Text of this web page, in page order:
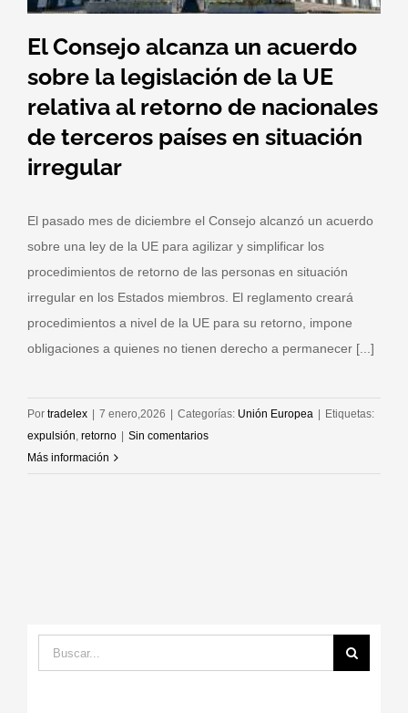
El Consejo alcanza un acuerdo
sobre la legislación de la UE
relativa al retorno de nacionales
de terceros países en situación
irregular
El pasado mes de diciembre el Consejo alcanzó un acuerdo
sobre una ley de la UE para agilizar y simplificar los
procedimientos de retorno de las personas en situación
irregular en los Estados miembros. El reglamento creará
procedimientos a nivel de la UE para su retorno, impone
obligaciones a quienes no tienen derecho a permanecer [...]
Por tradelex | 7 enero,2026 | Categorías: Unión Europea | Etiquetas:
expulsión retorno | Sin comentarios
Más información
Buscar: